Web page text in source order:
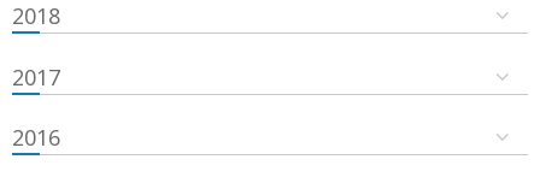
2018
2017
2016